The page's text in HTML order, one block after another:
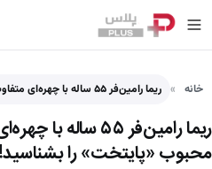
خانه ریما رامین‌فر ۵۵ ساله با چهره‌ای متفاوت؛ این بازیگر محبوب «پایتخت» را بشناسید! - پلاس
ریما رامین‌فر ۵۵
محبوب «پایتخت» را بشناسید!